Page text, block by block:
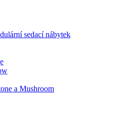
sedací nábytek
a Mushroom